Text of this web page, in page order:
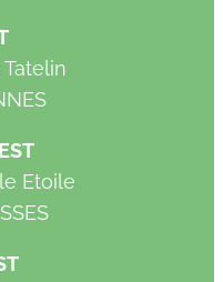
Tatelin
Etoile